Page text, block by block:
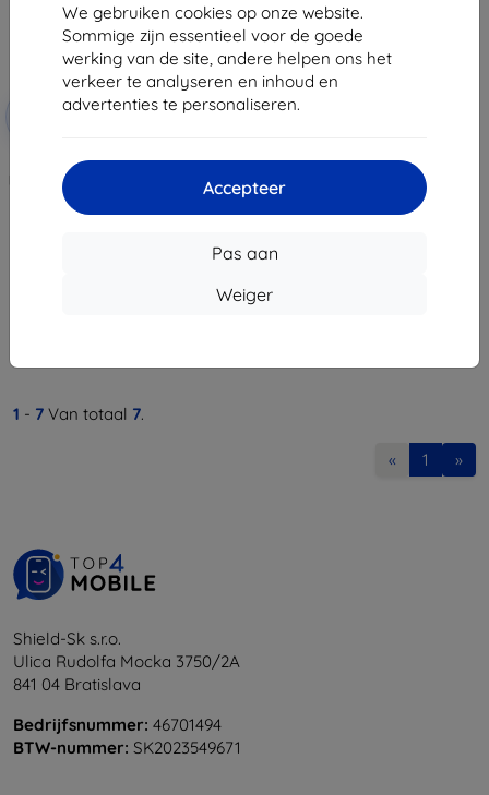
We gebruiken cookies op onze website.
Sommige zijn essentieel voor de goede
werking van de site, andere helpen ons het
verkeer te analyseren en inhoud en
advertenties te personaliseren.
Accepteer
Pas aan
Weiger
Korting
met
EXTRA10
3mk TechWrap Matte
beschermfolie voor het centrale
display AUDI Q2 2024- 8,8"
€ 35,90
1 - 7 Van totaal 7.
« 1 »
Shield-Sk s.r.o.
Ulica Rudolfa Mocka 3750/2A
841 04 Bratislava
Bedrijfsnummer: 46701494
BTW-nummer: SK2023549671